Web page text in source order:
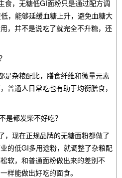
食，无糖低GI面粉只是通过配方调
，能够延缓血糖上升，避免血糖大
，并不是说吃了就完全不升糖，还
是杂粮配比，膳食纤维和微量元素
普通人日常吃也有助于均衡膳食，
是都发柴不好吃？
，现在正规品牌的无糖面粉都做了
的低GI多用途粉，就调整了杂粮配
软，和普通面粉做出来的差别不
样能做出好吃的面食。